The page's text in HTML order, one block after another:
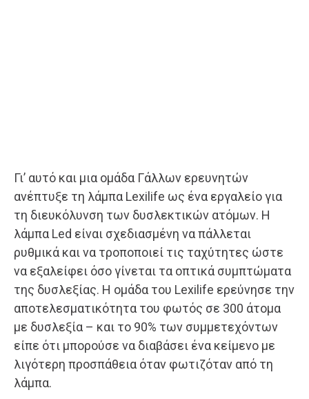
Γι’ αυτό και μια ομάδα Γάλλων ερευνητών
ανέπτυξε τη λάμπα Lexilife ως ένα εργαλείο για
τη διευκόλυνση των δυσλεκτικών ατόμων. Η
λάμπα Led είναι σχεδιασμένη να πάλλεται
ρυθμικά και να τροποποιεί τις ταχύτητες ώστε
να εξαλείφει όσο γίνεται τα οπτικά συμπτώματα
της δυσλεξίας. Η ομάδα του Lexilife ερεύνησε την
αποτελεσματικότητα του φωτός σε 300 άτομα
με δυσλεξία – και το 90% των συμμετεχόντων
είπε ότι μπορούσε να διαβάσει ένα κείμενο με
λιγότερη προσπάθεια όταν φωτιζόταν από τη
λάμπα.